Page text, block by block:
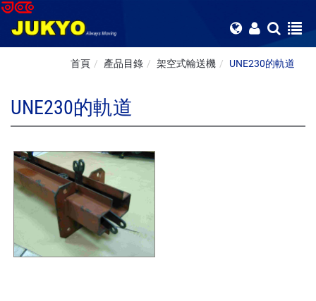
首頁 產品目錄 架空式輸送機 UNE230的軌道
UNE230的軌道